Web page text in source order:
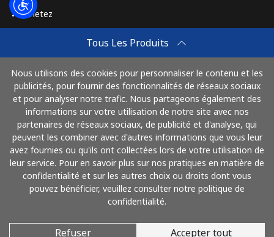
Tous Les Produits
Nous utilisons des cookies pour personnaliser le contenu et les
publicités, pour fournir des fonctionnalités de réseaux sociaux
et pour analyser notre trafic. Nous partageons également des
informations sur votre utilisation de notre site avec nos
partenaires de réseaux sociaux, de publicité et d'analyse, qui
peuvent les combiner avec d'autres informations que vous leur
avez fournies ou qu'ils ont collectées lors de votre utilisation de
leur service. Pour en savoir plus sur nos pratiques en matière de
confidentialité et sur les autres choix ou droits dont vous
pouvez bénéficier, veuillez consulter notre politique de
confidentialité.
Refuser Accepter tout
Achetez
Achetez
Mode de fonctionnement
Payez avec